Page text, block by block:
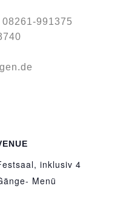
991375
inklusiv 4
Menü